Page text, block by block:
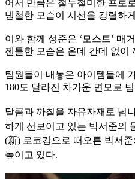
어서 만큼은 철두철미한 프로
냉철한 모습이 시선을 강렬하
이와 함께 성준은 ‘모스트’ 매
젠틀한 모습은 온데 간데 없이
팀원들이 내놓은 아이템들에
180도 달라진 차가운 면모로
달콤과 까칠을 자유자재로 넘
하게 선보이고 있는 박서준의
(新) 로코킹으로 떠오른 박서
높이고 있다.